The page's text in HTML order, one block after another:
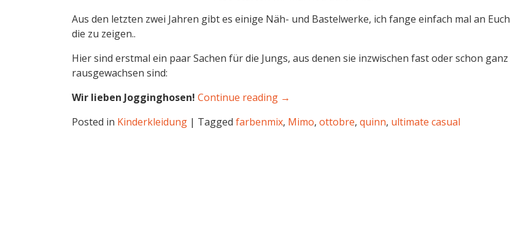
Aus den letzten zwei Jahren gibt es einige Näh- und Bastelwerke, ich fange einfach mal an Euch
die zu zeigen..
Hier sind erstmal ein paar Sachen für die Jungs, aus denen sie inzwischen fast oder schon ganz
rausgewachsen sind:
Wir lieben Jogginghosen! Continue reading →
Posted in Kinderkleidung | Tagged farbenmix, Mimo, ottobre, quinn, ultimate casual